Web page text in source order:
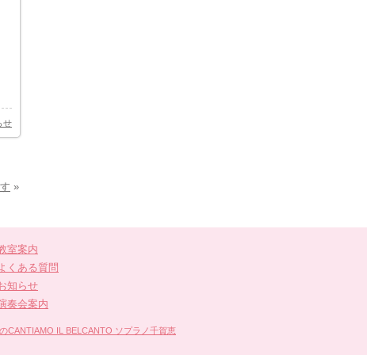
せ
»
室案内
くある質問
知らせ
奏会案内
CANTIAMO IL BELCANTO ソプラノ千賀恵